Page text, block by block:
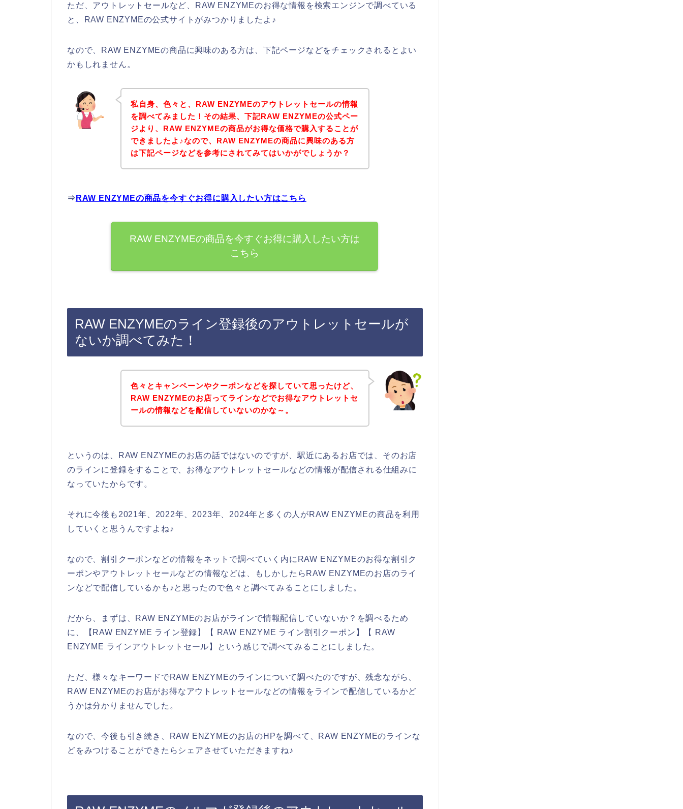
ただ、アウトレットセールなど、RAW ENZYMEのお得な情報を検索エンジンで調べている
と、RAW ENZYMEの公式サイトがみつかりましたよ♪
なので、RAW ENZYMEの商品に興味のある方は、下記ページなどをチェックされるとよい
かもしれません。
私自身、色々と、RAW ENZYMEのアウトレットセールの情報
を調べてみました！その結果、下記RAW ENZYMEの公式ペー
ジより、RAW ENZYMEの商品がお得な価格で購入することが
できましたよ♪なので、RAW ENZYMEの商品に興味のある方
は下記ページなどを参考にされてみてはいかがでしょうか？
⇒ RAW ENZYMEの商品を今すぐお得に購入したい方はこちら
RAW ENZYMEの商品を今すぐお得に購入したい方は
こちら
RAW ENZYMEのライン登録後のアウトレットセールが
ないか調べてみた！
色々とキャンペーンやクーポンなどを探していて思ったけど、
RAW ENZYMEのお店ってラインなどでお得なアウトレットセ
ールの情報などを配信していないのかな～。
というのは、RAW ENZYMEのお店の話ではないのですが、駅近にあるお店では、そのお店
のラインに登録をすることで、お得なアウトレットセールなどの情報が配信される仕組みに
なっていたからです。
それに今後も2021年、2022年、2023年、2024年と多くの人がRAW ENZYMEの商品を利用
していくと思うんですよね♪
なので、割引クーポンなどの情報をネットで調べていく内にRAW ENZYMEのお得な割引ク
ーポンやアウトレットセールなどの情報などは、もしかしたらRAW ENZYMEのお店のライ
ンなどで配信しているかも♪と思ったので色々と調べてみることにしました。
だから、まずは、RAW ENZYMEのお店がラインで情報配信していないか？を調べるため
に、【RAW ENZYME ライン登録】【 RAW ENZYME ライン割引クーポン】【 RAW
ENZYME ラインアウトレットセール】という感じで調べてみることにしました。
ただ、様々なキーワードでRAW ENZYMEのラインについて調べたのですが、残念ながら、
RAW ENZYMEのお店がお得なアウトレットセールなどの情報をラインで配信しているかど
うかは分かりませんでした。
なので、今後も引き続き、RAW ENZYMEのお店のHPを調べて、RAW ENZYMEのラインな
どをみつけることができたらシェアさせていただきますね♪